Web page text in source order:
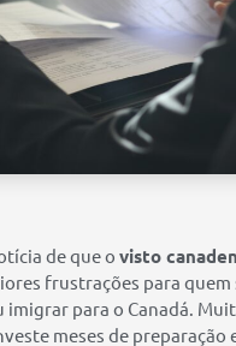
de que o visto
frustrações para quem
para o Canadá.
meses de preparação